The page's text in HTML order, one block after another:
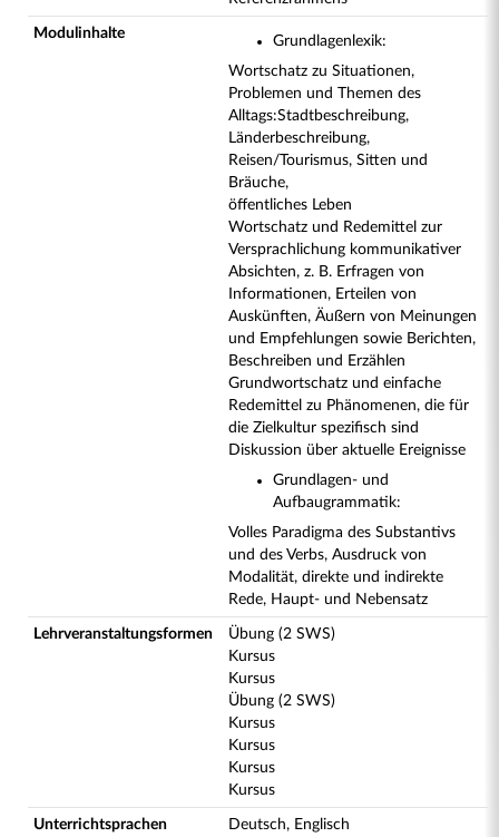
Modulinhalte
Grundlagenlexik:
Wortschatz zu Situationen,
Problemen und Themen des
Alltags:Stadtbeschreibung,
Länderbeschreibung,
Reisen/Tourismus, Sitten und
Bräuche,
öffentliches Leben
Wortschatz und Redemittel zur
Versprachlichung kommunikativer
Absichten, z. B. Erfragen von
Informationen, Erteilen von
Auskünften, Äußern von Meinungen
und Empfehlungen sowie Berichten,
Beschreiben und Erzählen
Grundwortschatz und einfache
Redemittel zu Phänomenen, die für
die Zielkultur spezifisch sind
Diskussion über aktuelle Ereignisse
Grundlagen- und
Aufbaugrammatik:
Volles Paradigma des Substantivs
und des Verbs, Ausdruck von
Modalität, direkte und indirekte
Rede, Haupt- und Nebensatz
Lehrveranstaltungsformen
Übung (2 SWS)
Kursus
Kursus
Übung (2 SWS)
Kursus
Kursus
Kursus
Kursus
Unterrichtsprachen Deutsch, Englisch